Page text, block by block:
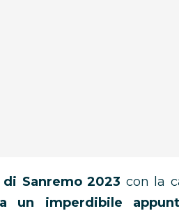
Sanremo 2023 con la
un imperdibile